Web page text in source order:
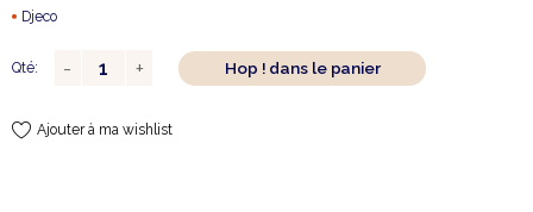
Djeco
Qté: Hop ! dans le panier
Ajouter à ma wishlist